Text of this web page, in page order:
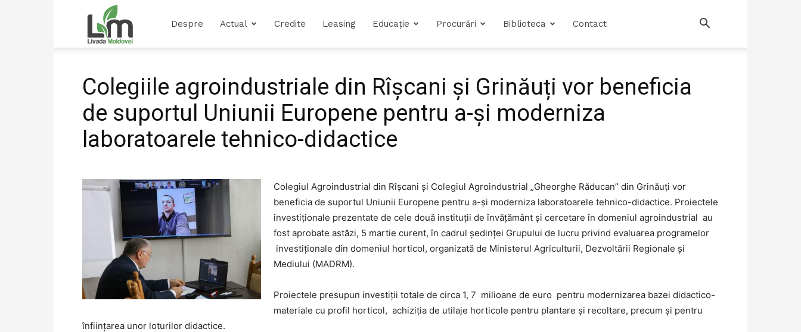
Despre Actual Credite Leasing Educație Procurări Biblioteca Contact
Colegiile agroindustriale din Rîșcani și Grinăuți vor beneficia
de suportul Uniunii Europene pentru a-și moderniza
laboratoarele tehnico-didactice
Colegiul Agroindustrial din Rîșcani și Colegiul Agroindustrial „Gheorghe Răducan” din Grinăuți vor
beneficia de suportul Uniunii Europene pentru a-și moderniza laboratoarele tehnico-didactice. Proiectele
investiționale prezentate de cele două instituții de învățământ şi cercetare în domeniul agroindustrial au
fost aprobate astăzi, 5 martie curent, în cadrul ședinței Grupului de lucru privind evaluarea programelor
investiționale din domeniul horticol, organizată de Ministerul Agriculturii, Dezvoltării Regionale și
Mediului (MADRM).
Proiectele presupun investiții totale de circa 1, 7 milioane de euro pentru modernizarea bazei didactico-
materiale cu profil horticol, achiziția de utilaje horticole pentru plantare și recoltare, precum și pentru
înființarea unor loturilor didactice.